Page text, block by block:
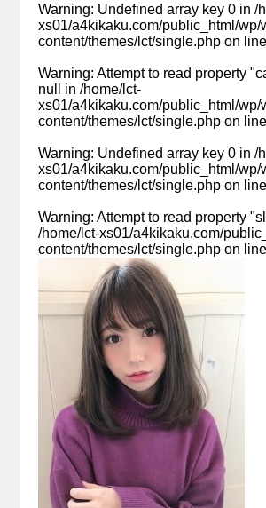
Warning: Undefined array key 0 in/
xs01/a4kikaku.com/public_html/wp/
content/themes/lct/single.php on line
Warning: Attempt to read property
null in/home/lct-
xs01/a4kikaku.com/public_html/wp/
content/themes/lct/single.php on line
Warning: Undefined array key 0 in/
xs01/a4kikaku.com/public_html/wp/
content/themes/lct/single.php on line
Warning: Attempt to read property
/home/lct-xs01/a4kikaku.com/
content/themes/lct/single.php on line